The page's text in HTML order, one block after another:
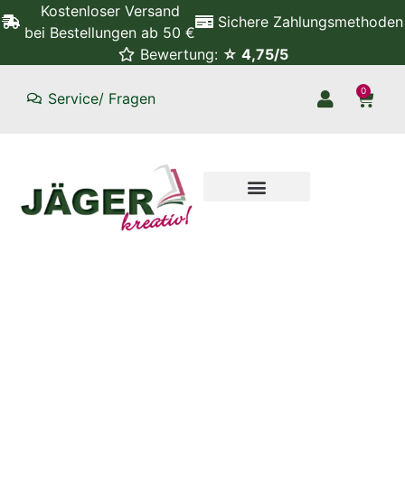
Kostenloser Versand
bei Bestellungen ab 50 €
Sichere Zahlungsmethoden
Bewertung: ☆ 4,75/5
Service/ Fragen 0